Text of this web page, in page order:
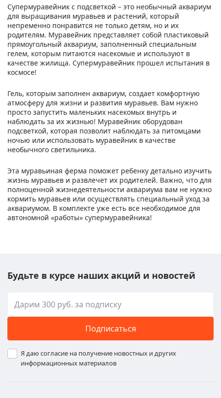
Супермуравейник с подсветкой – это необычный аквариум
для выращивания муравьев и растений, который
непременно понравится не только детям, но и их
родителям. Муравейник представляет собой пластиковый
прямоугольный аквариум, заполненный специальным
гелем, которым питаются насекомые и используют в
качестве жилища. Супермуравейник прошел испытания в
космосе!
Гель, которым заполнен аквариум, создает комфортную
атмосферу для жизни и развития муравьев. Вам нужно
просто запустить маленьких насекомых внутрь и
наблюдать за их жизнью! Муравейник оборудован
подсветкой, которая позволит наблюдать за питомцами
ночью или использовать муравейник в качестве
необычного светильника.
Эта муравьиная ферма поможет ребенку детально изучить
жизнь муравьев и развлечет их родителей. Важно, что для
полноценной жизнедеятельности аквариума вам не нужно
кормить муравьев или осуществлять специальный уход за
аквариумом. В комплекте уже есть все необходимое для
автономной «работы» супермуравейника!
Будьте в курсе наших акций и новостей
Подписаться
Я даю согласие на получение новостных и других
информационных материалов